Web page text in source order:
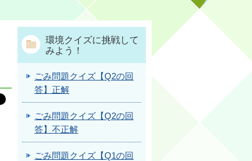
環境クイズに挑戦して
みよう！
ごみ問題クイズ【Q2の回
答】正解
ごみ問題クイズ【Q2の回
答】不正解
ごみ問題クイズ【Q1の回